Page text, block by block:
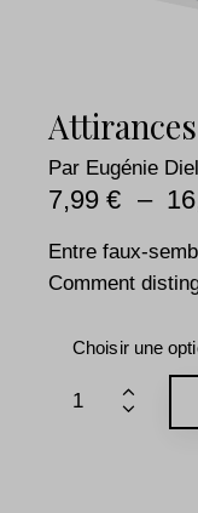
Par Eugénie
7,99 € –
Entre faux-
Comment